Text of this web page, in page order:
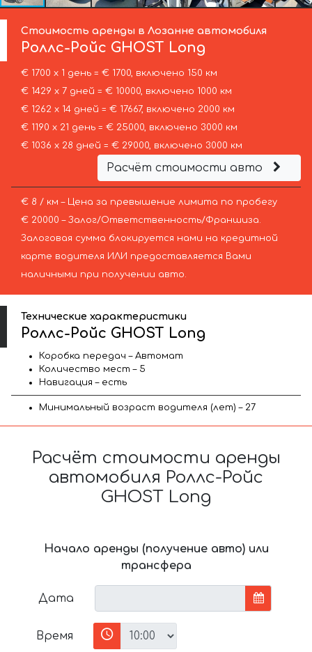
Стоимость аренды в Лозанне автомобиля
Роллс-Ройс GHOST Long
€ 1700 х 1 день = € 1700, включено 150 км
€ 1429 х 7 дней = € 10000, включено 1000 км
€ 1262 х 14 дней = € 17667, включено 2000 км
€ 1190 х 21 день = € 25000, включено 3000 км
€ 1036 х 28 дней = € 29000, включено 3000 км
Расчёт стоимости авто
€ 8 / км – Цена за превышение лимита по пробегу
€ 20000 – Залог/Ответственность/Франшиза.
Залоговая сумма блокируется нами на кредитной
карте водителя ИЛИ предоставляется Вами
наличными при получении авто.
Технические характеристики
Роллс-Ройс GHOST Long
Коробка передач – Автомат
Количество мест – 5
Навигация – есть
Минимальный возраст водителя (лет) – 27
Расчёт стоимости аренды
автомобиля Роллс-Ройс
GHOST Long
Начало аренды (получение авто) или
трансфера
Дата
Время